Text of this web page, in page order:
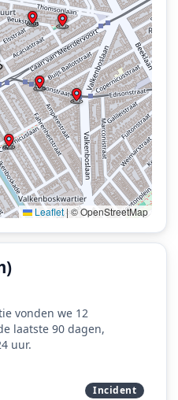
Leaflet|© OpenStreetMap
vonden we 12
laatste 90 dagen,
uur.
Incident